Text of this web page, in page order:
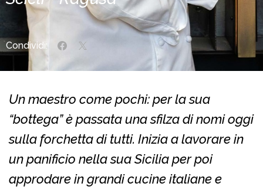
Condividi:
Un maestro come pochi: per la sua
“bottega” è passata una sfilza di nomi oggi
sulla forchetta di tutti. Inizia a lavorare in
un panificio nella sua Sicilia per poi
approdare in grandi cucine italiane e